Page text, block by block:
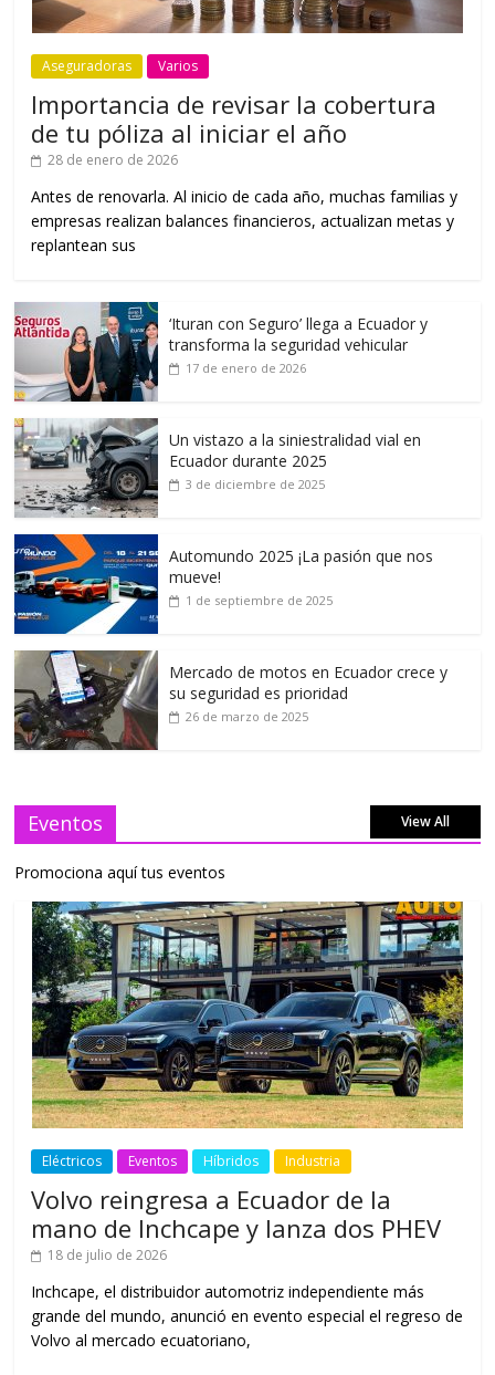
Aseguradoras Varios
Importancia de revisar la cobertura
de tu póliza al iniciar el año
28 de enero de 2026
Antes de renovarla. Al inicio de cada año, muchas familias y
empresas realizan balances financieros, actualizan metas y
replantean sus
‘Ituran con Seguro’ llega a Ecuador y
transforma la seguridad vehicular
17 de enero de 2026
Un vistazo a la siniestralidad vial en
Ecuador durante 2025
3 de diciembre de 2025
Automundo 2025 ¡La pasión que nos
mueve!
1 de septiembre de 2025
Mercado de motos en Ecuador crece y
su seguridad es prioridad
26 de marzo de 2025
Eventos View All
Promociona aquí tus eventos
Eléctricos Eventos Híbridos Industria
Volvo reingresa a Ecuador de la
mano de Inchcape y lanza dos PHEV
18 de julio de 2026
Inchcape, el distribuidor automotriz independiente más
grande del mundo, anunció en evento especial el regreso de
Volvo al mercado ecuatoriano,